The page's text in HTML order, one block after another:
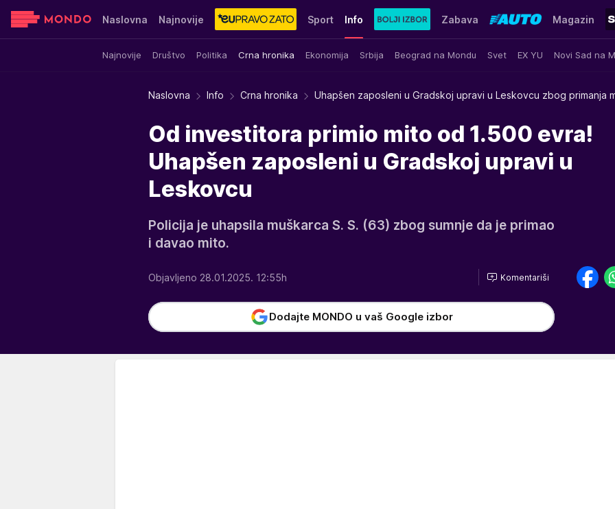
Naslovna Najnovije Sport Info
Najnovije Društvo Politika Crna hronika Ekonomija Srbija Beograd na Mondu Svet EX YU Novi Sad na
Zabava Magazin
Sensa Stvar ukusa Yumama
Naslovna Info Crna hronika Uhapšen zaposleni u Gradskoj upravi u Leskovcu zbog primanja
Od investitora primio mito od 1.500 evra!
Uhapšen zaposleni u Gradskoj upravi u
Leskovcu
Policija je uhapsila muškarca S. S. (63) zbog sumnje da je primao
i davao mito.
Objavljeno 28.01.2025. 12:55h Komentariši
Dodajte MONDO u vaš Google izbor